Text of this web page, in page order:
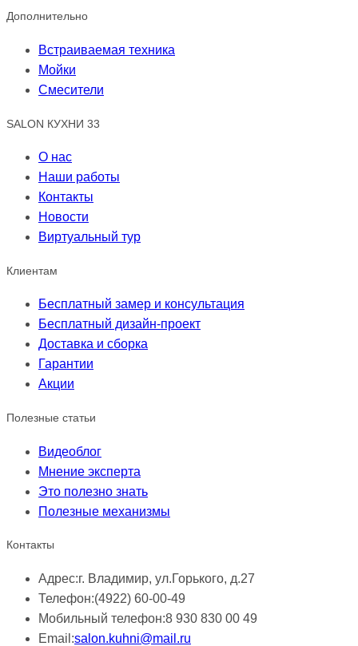
Дополнительно
Встраиваемая техника
Мойки
Смесители
SALON КУХНИ 33
О нас
Наши работы
Контакты
Новости
Виртуальный тур
Клиентам
Бесплатный замер и консультация
Бесплатный дизайн-проект
Доставка и сборка
Гарантии
Акции
Полезные статьи
Видеоблог
Мнение эксперта
Это полезно знать
Полезные механизмы
Контакты
Адрес:г. Владимир, ул.Горького, д.27
Телефон:(4922) 60-00-49
Мобильный телефон:8 930 830 00 49
Email:salon.kuhni@mail.ru